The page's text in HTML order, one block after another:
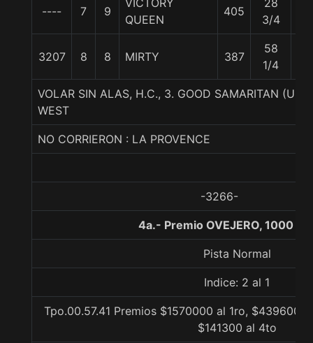
---- 7 9
VICTORY
QUEEN
405
28
3/4
3207 8 8 MIRTY 387
58
1/4
VOLAR SIN ALAS, H.C., 3. GOOD SAMARITAN
WEST
NO CORRIERON : LA PROVENCE
-3266-
4a.- Premio OVEJERO, 1000
Pista Normal
Indice: 2 al 1
Tpo.00.57.41 Premios $1570000 al 1ro, $439600
$141300 al 4to